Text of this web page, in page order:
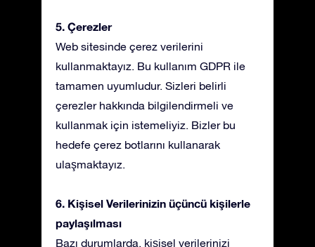
5. Çerezler
Web sitesinde çerez verilerini
kullanmaktayız. Bu kullanım GDPR ile
tamamen uyumludur. Sizleri belirli
çerezler hakkında bilgilendirmeli ve
kullanmak için istemeliyiz. Bizler bu
hedefe çerez botlarını kullanarak
ulaşmaktayız.
6. Kişisel Verilerinizin üçüncü kişilerle
paylaşılması
Bazı durumlarda, kişisel verilerinizi